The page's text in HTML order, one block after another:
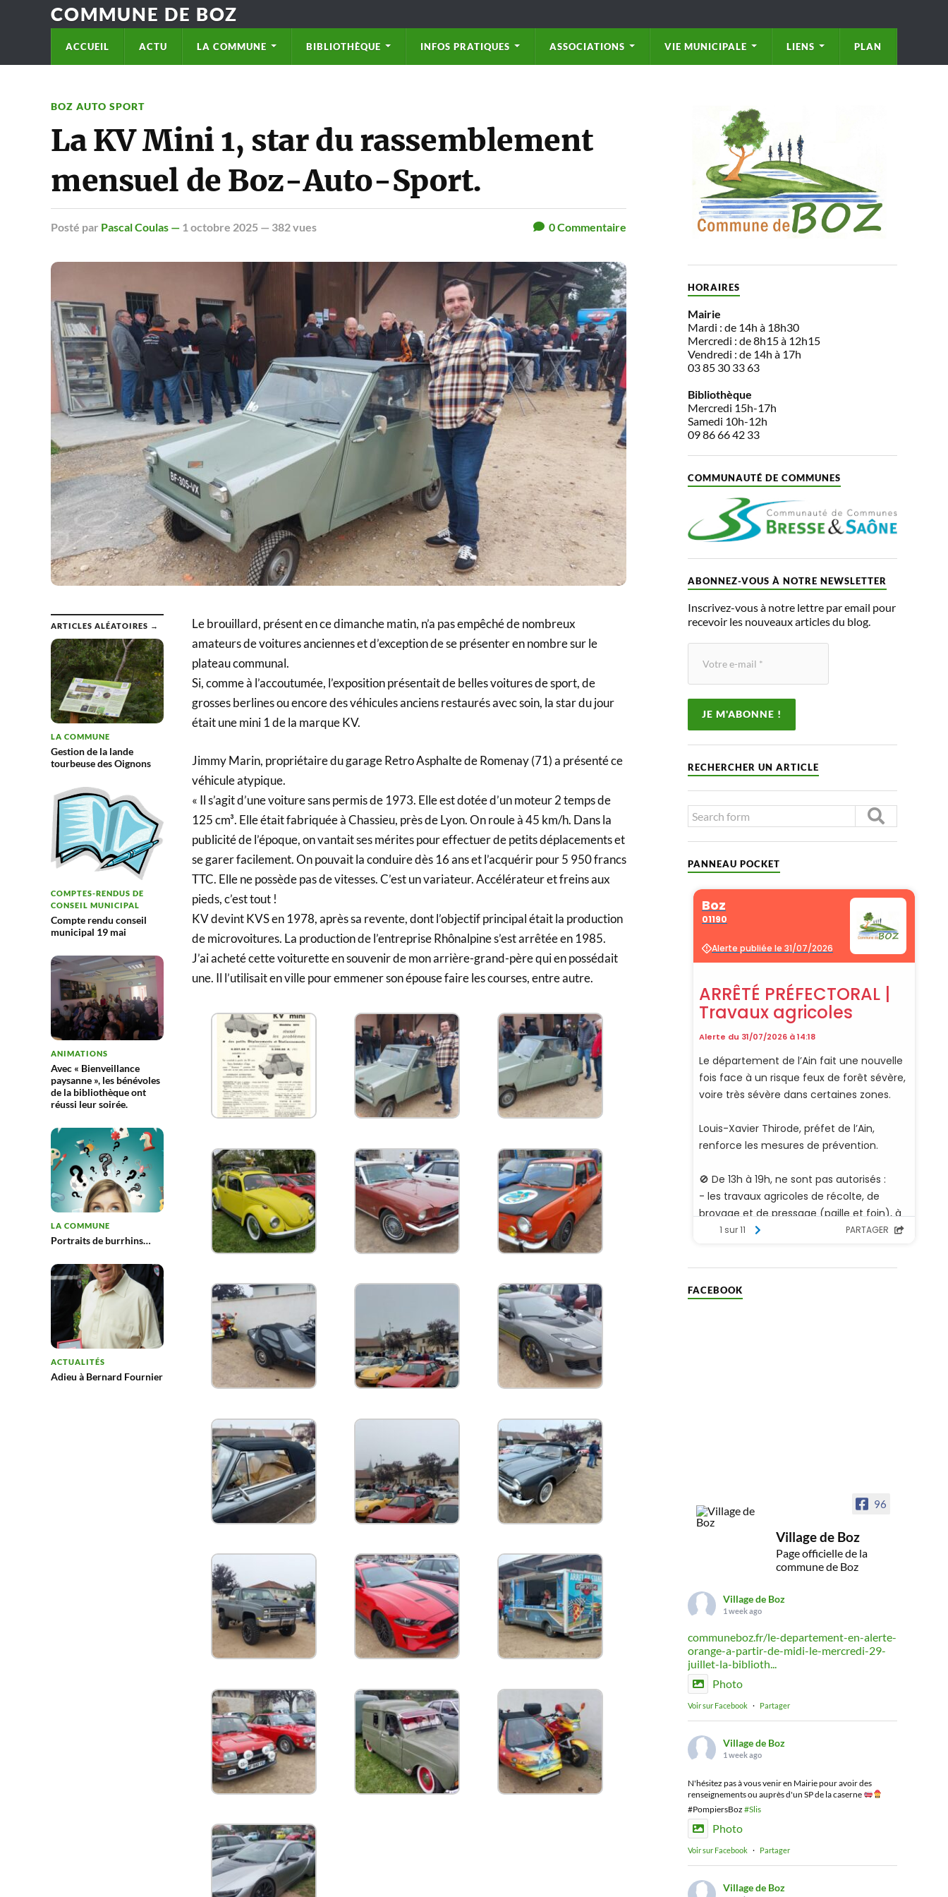
COMMUNE DE BOZ
ACCUEIL ACTU LA COMMUNE BIBLIOTHÈQUE INFOS PRATIQUES ASSOCIATIONS VIE MUNICIPALE LIENS PLAN
BOZ AUTO SPORT
La KV Mini 1, star du rassemblement
mensuel de Boz-Auto-Sport.
Posté par Pascal Coulas — 1 octobre 2025 — 382 vues 0Commentaire
ARTICLES ALÉATOIRES →
LA COMMUNE
Gestion de la lande
tourbeuse des Oignons
COMPTES-RENDUS DE
CONSEIL MUNICIPAL
Compte rendu conseil
municipal 19 mai
ANIMATIONS
Avec « Bienveillance
paysanne », les bénévoles
de la bibliothèque ont
réussi leur soirée.
LA COMMUNE
Portraits de burrhins…
ACTUALITÉS
Adieu à Bernard Fournier
Le brouillard, présent en ce dimanche matin, n’a pas empêché de nombreux
amateurs de voitures anciennes et d’exception de se présenter en nombre sur le
plateau communal.
Si, comme à l’accoutumée, l’exposition présentait de belles voitures de sport, de
grosses berlines ou encore des véhicules anciens restaurés avec soin, la star du jour
était une mini 1 de la marque KV.
Jimmy Marin, propriétaire du garage Retro Asphalte de Romenay (71) a présenté ce
véhicule atypique.
« Il s’agit d’une voiture sans permis de 1973. Elle est dotée d’un moteur 2 temps de
125 cm³. Elle était fabriquée à Chassieu, près de Lyon. On roule à 45 km/h. Dans la
publicité de l’époque, on vantait ses mérites pour effectuer de petits déplacements et
se garer facilement. On pouvait la conduire dès 16 ans et l’acquérir pour 5 950 francs
TTC. Elle ne possède pas de vitesses. C’est un variateur. Accélérateur et freins aux
pieds, c’est tout !
KV devint KVS en 1978, après sa revente, dont l’objectif principal était la production
de microvoitures. La production de l’entreprise Rhônalpine s’est arrêtée en 1985.
J’ai acheté cette voiturette en souvenir de mon arrière-grand-père qui en possédait
une. Il l’utilisait en ville pour emmener son épouse faire les courses, entre autre.
HORAIRES
Mairie
Mardi : de 14h à 18h30
Mercredi : de 8h15 à 12h15
Vendredi : de 14h à 17h
03 85 30 33 63
Bibliothèque
Mercredi 15h-17h
Samedi 10h-12h
09 86 66 42 33
COMMUNAUTÉ DE COMMUNES
ABONNEZ-VOUS À NOTRE NEWSLETTER
Inscrivez-vous à notre lettre par email pour
recevoir les nouveaux articles du blog.
RECHERCHER UN ARTICLE
PANNEAU POCKET
FACEBOOK
96
Village de Boz
Page officielle de la
commune de Boz
Village de Boz
1 week ago
communeboz.fr/le-departement-en-alerte-
orange-a-partir-de-midi-le-mercredi-29-
juillet-la-biblioth...
Photo
Voir sur Facebook · Partager
Village de Boz
1 week ago
N'hésitez pas à vous venir en Mairie pour avoir des
renseignements ou auprès d'un SP de la caserne
#PompiersBoz #Slis
Photo
Voir sur Facebook · Partager
Village de Boz